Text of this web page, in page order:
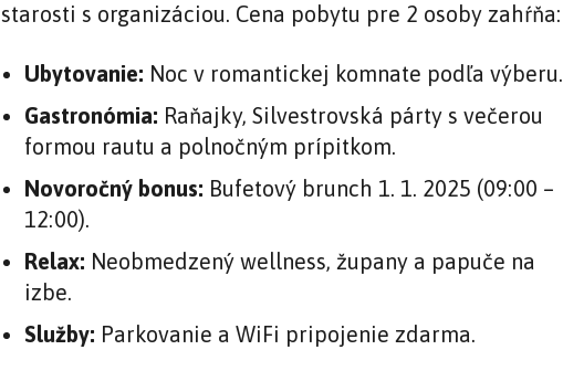
starosti s organizáciou. Cena pobytu pre 2 osoby zahŕňa:
Ubytovanie: Noc v romantickej komnate podľa výberu.
Gastronómia: Raňajky, Silvestrovská párty s večerou
formou rautu a polnočným prípitkom.
Novoročný bonus: Bufetový brunch 1. 1. 2025 (09:00 –
12:00).
Relax: Neobmedzený wellness, župany a papuče na
izbe.
Služby: Parkovanie a WiFi pripojenie zdarma.